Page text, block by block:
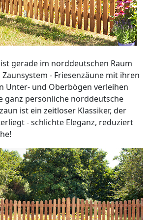
ist gerade im norddeutschen Raum
- Friesenzäune mit ihren
Unter- und Oberbögen verleihen
ganz persönliche norddeutsche
ist ein zeitloser Klassiker, der
- schlichte Eleganz, reduziert